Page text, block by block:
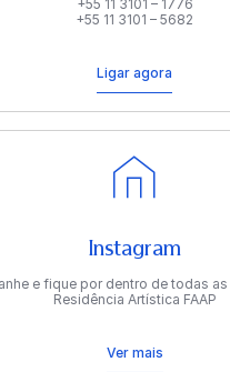
+55 11 3101 – 1776
+55 11 3101 – 5682
Ligar agora
Instagram
e fique por dentro de todas
Residência Artística FAAP
Ver mais